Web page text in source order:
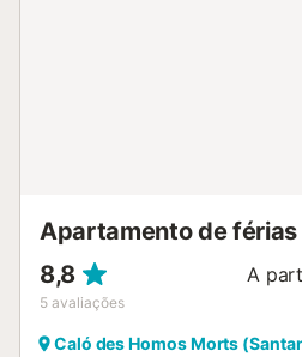
Apartamento de
8,8
5 avaliações
A
Caló des Homos Morts